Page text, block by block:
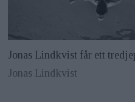
Jonas Lindkvist får ett
Jonas Lindkvist